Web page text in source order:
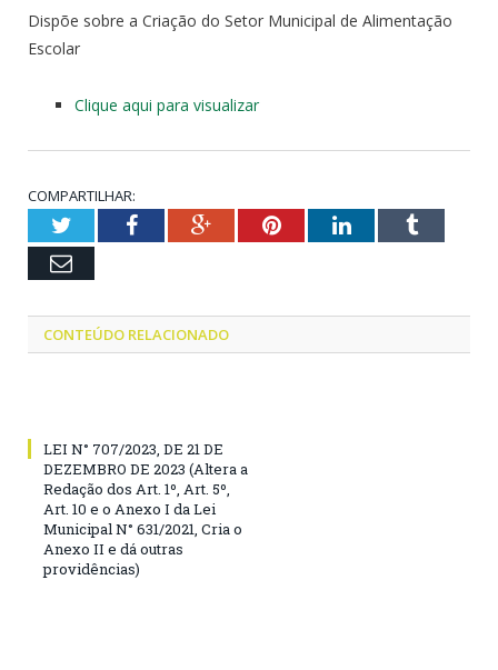
Dispõe sobre a Criação do Setor Municipal de Alimentação
Escolar
Clique aqui para visualizar
COMPARTILHAR:
TwitterFacebookGoogle+PinterestLinkedInTumblr
Email
CONTEÚDO RELACIONADO
LEI N° 707/2023, DE 21 DE
DEZEMBRO DE 2023 (Altera a
Redação dos Art. 1º, Art. 5º,
Art. 10 e o Anexo I da Lei
Municipal N° 631/2021, Cria o
Anexo II e dá outras
providências)